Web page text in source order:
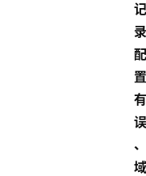
记
录
配
置
有
误
、
域